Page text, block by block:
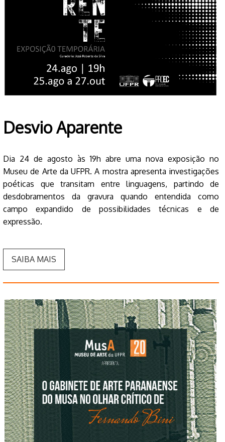
Desvio Aparente
Dia 24 de agosto às 19h abre uma nova exposição no
Museu de Arte da UFPR. A mostra apresenta investigações
poéticas que transitam entre linguagens, partindo de
desdobramentos da gravura quando entendida como
campo expandido de possibilidades técnicas e de
expressão.
SAIBA MAIS